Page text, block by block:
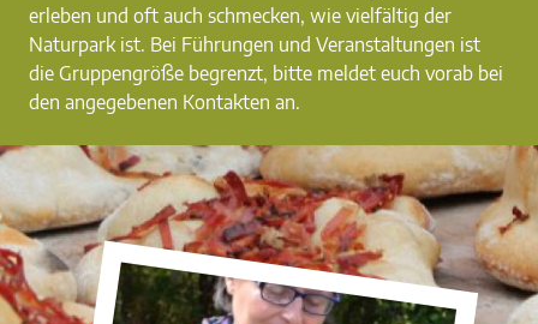
erleben und oft auch schmecken, wie vielfältig der
Naturpark ist. Bei Führungen und Veranstaltungen ist
die Gruppengröße begrenzt, bitte meldet euch vorab bei
den angegebenen Kontakten an.